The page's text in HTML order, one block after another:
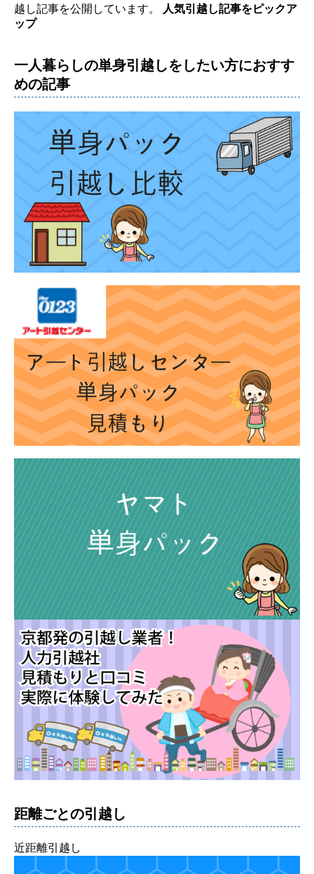
越し記事を公開しています。
人気引越し記事をピックア
ップ
一人暮らしの単身引越しをしたい方におすす
めの記事
距離ごとの引越し
近距離引越し